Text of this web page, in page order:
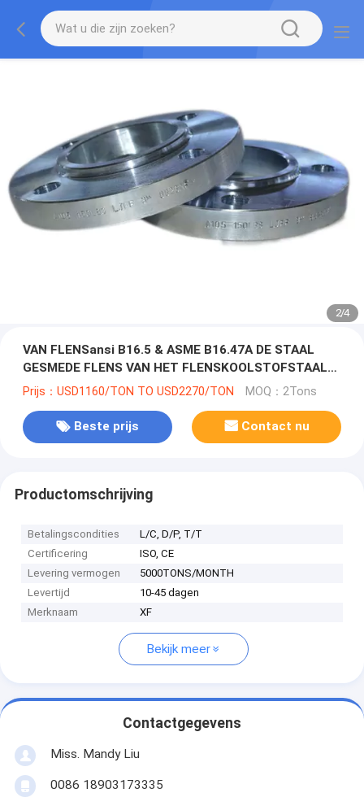
2/4
VAN FLENSansi B16.5 & ASME B16.47A DE STAAL
GESMEDE FLENS VAN HET FLENSKOOLSTOFSTAAL
WN
Prijs：USD1160/TON TO USD2270/TON MOQ：2Tons
Beste prijs Contact nu
Productomschrijving
Betalingscondities
L/C, D/P, T/T
Certificering
ISO, CE
Levering vermogen
5000TONS/MONTH
Levertijd
10-45 dagen
Merknaam
XF
Bekijk meer
Contactgegevens
Miss. Mandy Liu
0086 18903173335